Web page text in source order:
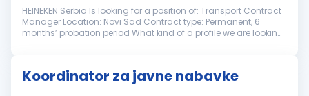
HEINEKEN Serbia Is looking for a position of: Transport Contract
Manager Location: Novi Sad Contract type: Permanent, 6
months’ probation period What kind of a profile we are looking
Koordinator za javne nabavke